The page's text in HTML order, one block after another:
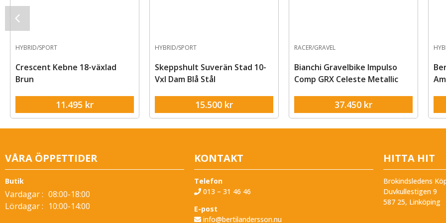
HYBRID/SPORT
Skeppshult Suverän Stad 10-
15.500
RACER/GRAVEL
Bianchi Gravelbike Impulso
Comp GRX Celeste Metallic
37.450
HYBRID/SPORT
Bergamont Vitess 40 Rigid
Amsterdam
13.495
VÅRA ÖPPETTIDER
Butik
Vardagar : 08:00-18:00
Lördagar : 10:00-14:00
KONTAKT
Telefon
013 – 31 46 46
E-post
info@bertilandersson.nu
HITTA HIT
Brokindsledens
Duvkullestigen 9
587 25, Linköping